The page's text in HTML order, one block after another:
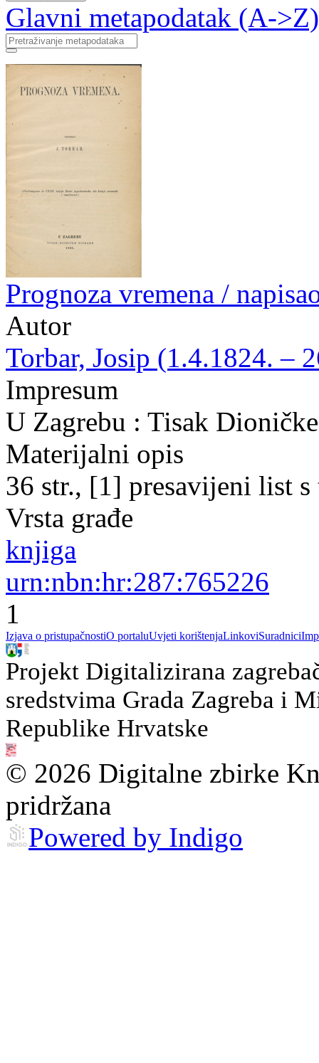
Glavni metapodatak (A->Z)
Prognoza vremena /
Autor
Torbar, Josip (1.4.1824. –
Impresum
U Zagrebu : Tisak
Materijalni opis
36 str., [1] presavijeni list
Vrsta građe
knjiga
urn:nbn:hr:287:765226
1
Izjava o pristupačnostiO portaluUvjeti korištenjaLinkoviSuradnici
Projekt Digitalizirana
sredstvima Grada Zagreba i
Republike Hrvatske
© 2026 Digitalne zbirke
pridržana
Powered by Indigo